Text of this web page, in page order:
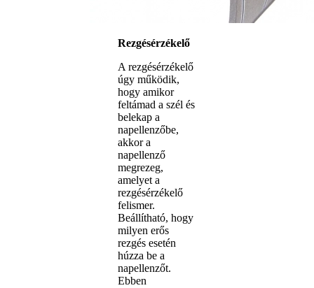
Rezgésérzékelő
A rezgésérzékelő
úgy működik,
hogy amikor
feltámad a szél és
belekap a
napellenzőbe,
akkor a
napellenző
megrezeg,
amelyet a
rezgésérzékelő
felismer.
Beállítható, hogy
milyen erős
rezgés esetén
húzza be a
napellenzőt.
Ebben